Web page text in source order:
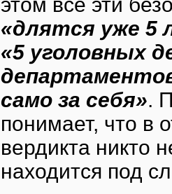
«длятся уже 5
«5 уголовных
само за себя».
понимает, что в
вердикта никто
находится под